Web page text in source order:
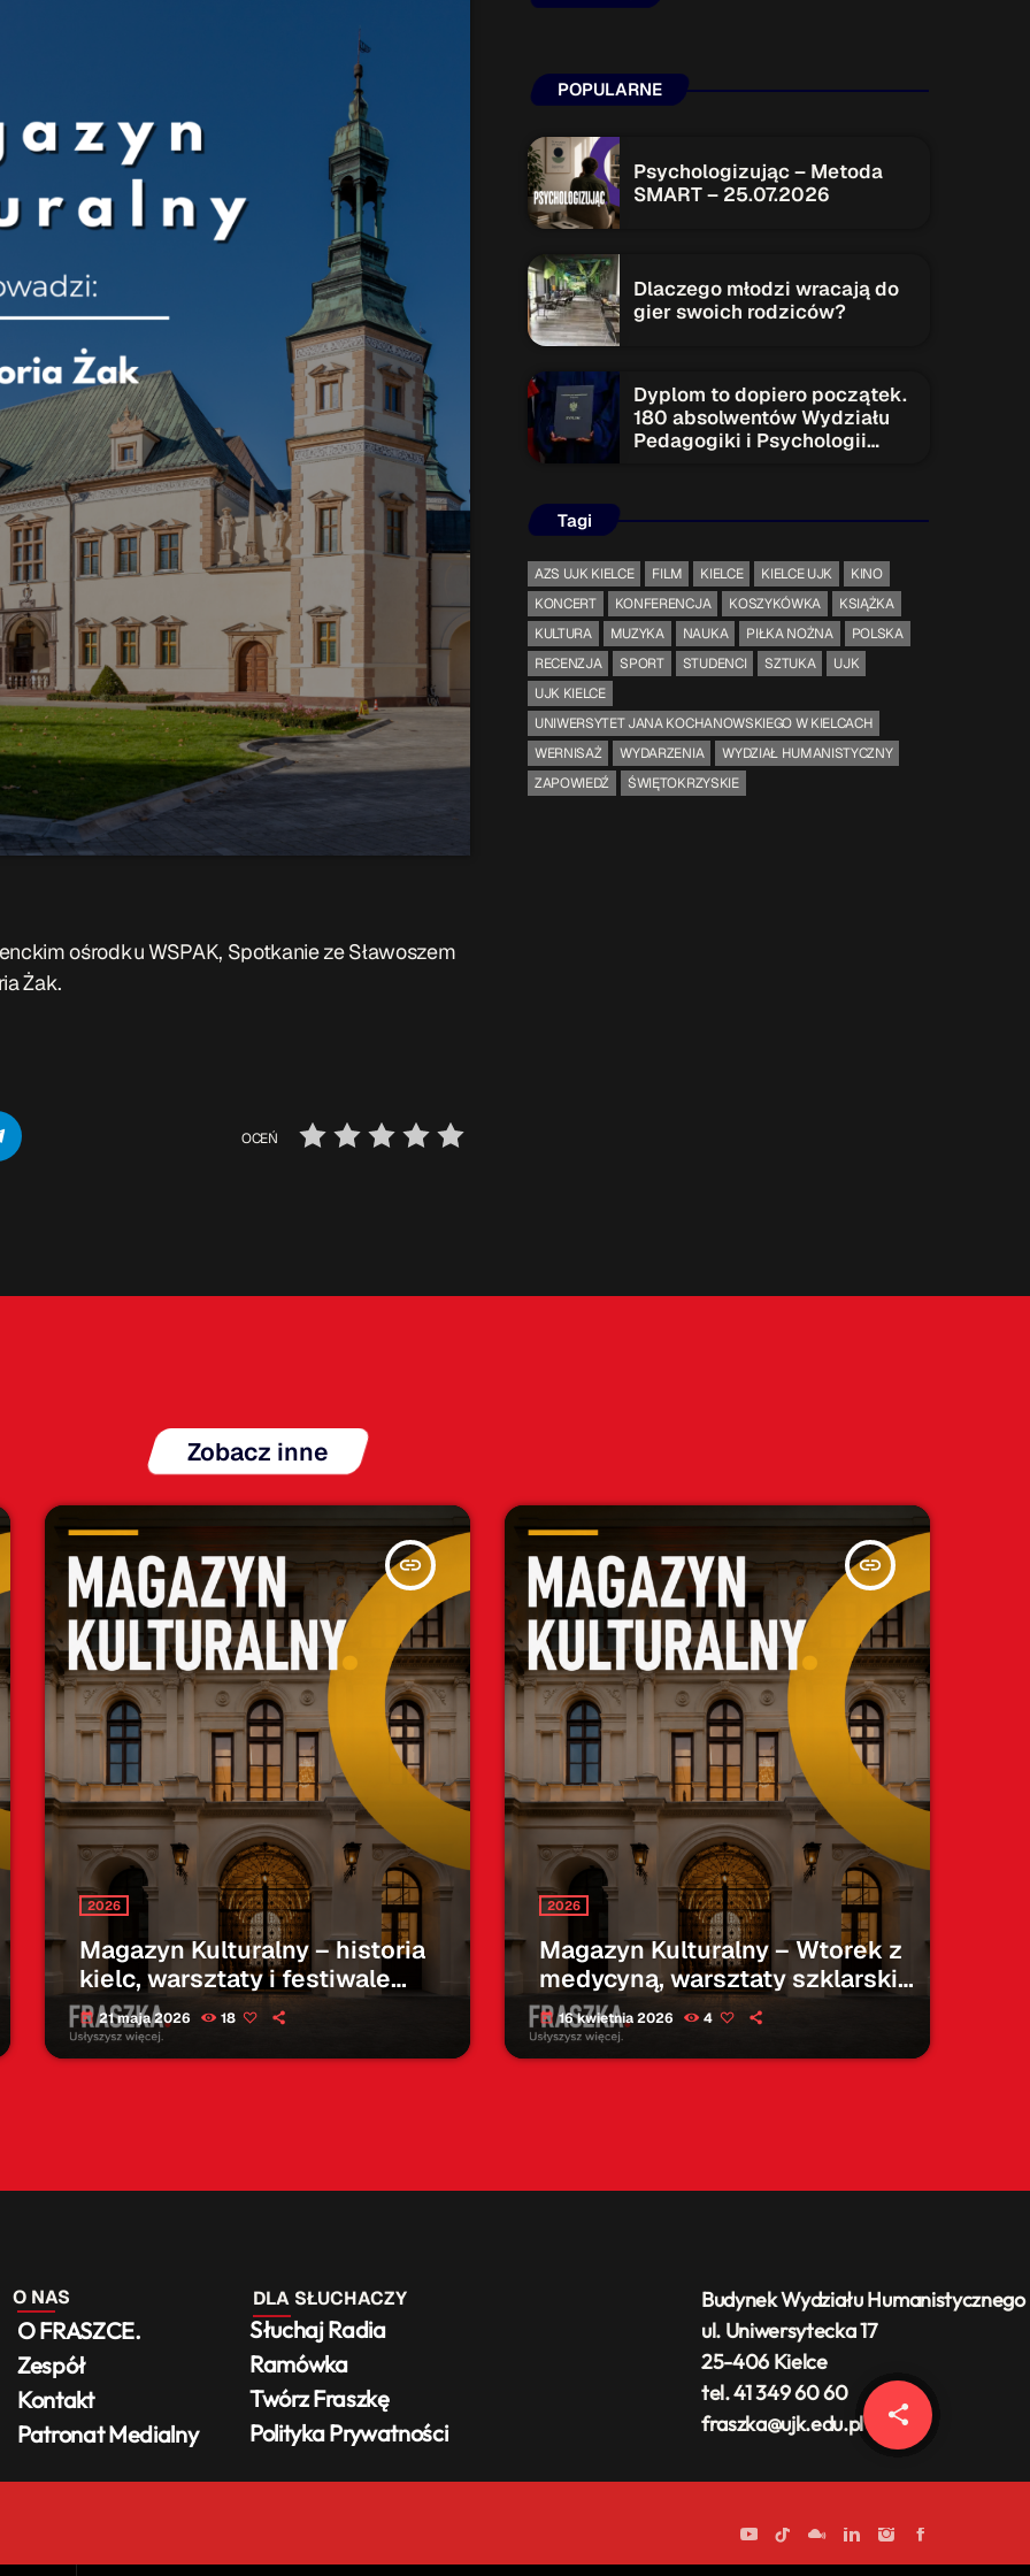
Upcoming shows
share
email
ośrodku WSPAK, Spotkanie ze Sławoszem
Żak.
OCEŃ
POPULARNE
Psychologizując – Metoda
SMART – 25.07.2026
Dlaczego młodzi wracają do
gier swoich rodziców?
Dyplom to dopiero początek.
180 absolwentów Wydziału
Pedagogiki i Psychologii
Tagi
AZS UJK KIELCE FILM KIELCE KIELCE UJK
KINO
KONCERT
KONFERENCJA KOSZYKÓWKA
KSIĄŻKA
KULTURA
MUZYKA NAUKA PIŁKA NOŻNA
POLSKA
RECENZJA
SPORT STUDENCI SZTUKA
UJK
UJK KIELCE
UNIWERSYTET JANA KOCHANOWSKIEGO W KIELCACH
WERNISAŻ
WYDARZENIA
WYDZIAŁ HUMANISTYCZNY
ZAPOWIEDŹ
ŚWIĘTOKRZYSKIE
Zobacz inne
insert_link
2026
Magazyn Kulturalny – historia
kielc, warsztaty i festiwale
nauki – 21.05.2026
today 21 maja 2026 18
insert_link
2026
Magazyn Kulturalny – Wtorek z
medycyną, warsztaty szklarskie
oraz zajęcia z dogoterapii –
16.04.2026
today 16 kwietnia 2026 4
Budynek Wydziału Humanistycznego
ul. Uniwersytecka 17
25-406 Kielce
tel. 41 349 60 60
fraszka@ujk.edu.pl
O FRASZCE.
Zespół
Kontakt
Patronat Medialny
Słuchaj Radia
Ramówka
Twórz Fraszkę
Polityka Prywatności
DLA SŁUCHACZY
O NAS